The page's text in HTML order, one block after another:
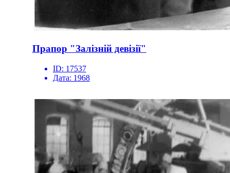
Прапор "Залізній девізії"
ID: 17537
Дата: 1968